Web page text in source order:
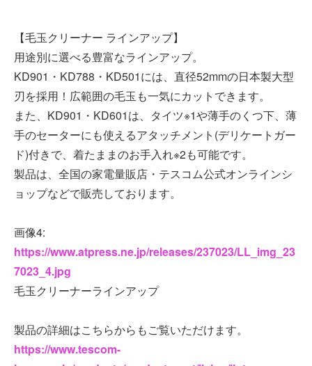
【毛玉クリーナー ラインアップ】
用途別に選べる豊富なラインアップ。
KD901・KD788・KD501には、直径52mmの日本製大型
刃を採用！広範囲の毛玉も一気にカットできます。
また、KD901・KD601は、タイツ※1や薄手のくつ下、薄
手のセーターにも使えるアタッチメント(デリケートガー
ド)付きで、着たままのお手入れ※2も可能です。
製品は、全国の家電量販店・テスコム公式オンラインシ
ョップなどで販売しております。
画像4:
https://www.atpress.ne.jp/releases/237023/LL_img_23
7023_4.jpg
毛玉クリーナーラインアップ
製品の詳細はこちらからもご覧いただけます。
https://www.tescom-